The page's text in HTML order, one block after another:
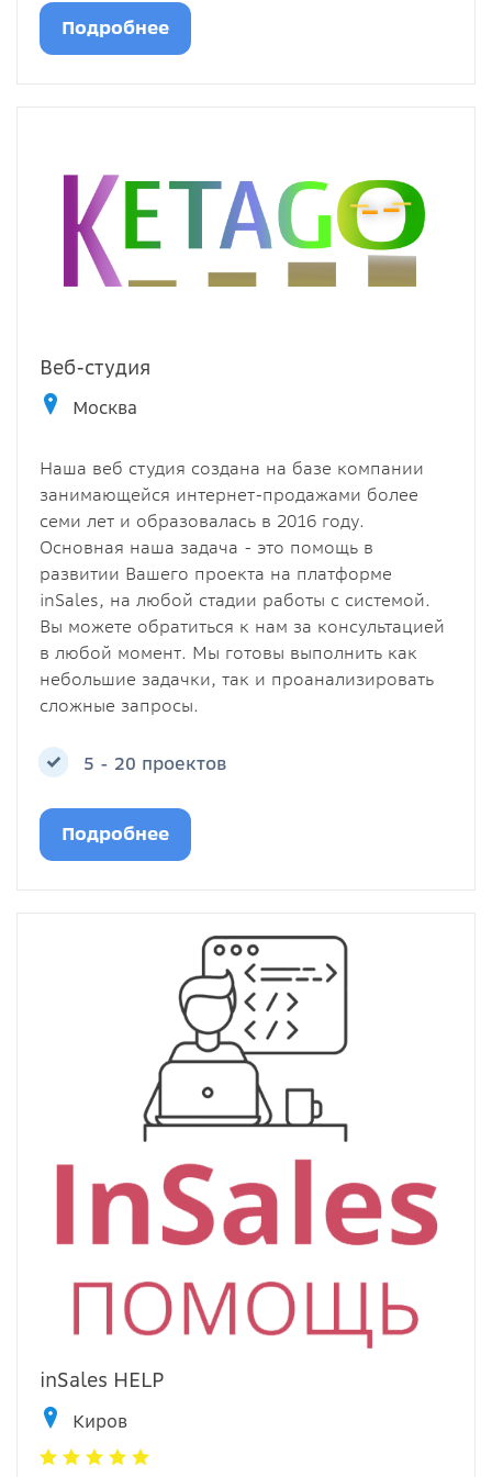
Подробнее
Веб-студия
Москва
Наша веб студия создана на базе компании
занимающейся интернет-продажами более
семи лет и образовалась в 2016 году.
Основная наша задача - это помощь в
развитии Вашего проекта на платформе
inSales, на любой стадии работы с системой.
Вы можете обратиться к нам за консультацией
в любой момент. Мы готовы выполнить как
небольшие задачки, так и проанализировать
сложные запросы.
5 - 20 проектов
Подробнее
inSales HELP
Киров